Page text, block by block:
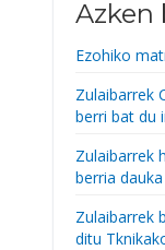
Azken
Ezohiko
Zulaibarrek
berri bat du
Zulaibarrek
berria dauka
Zulaibarrek
ditu